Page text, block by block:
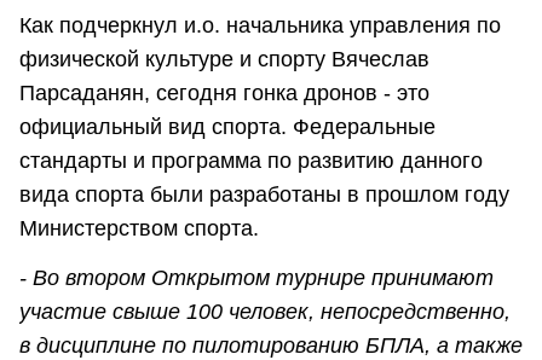
Как подчеркнул и.о. начальника управления по
физической культуре и спорту Вячеслав
Парсаданян, сегодня гонка дронов - это
официальный вид спорта. Федеральные
стандарты и программа по развитию данного
вида спорта были разработаны в прошлом году
Министерством спорта.
- Во втором Открытом турнире принимают
участие свыше 100 человек, непосредственно,
в дисциплине по пилотированию БПЛА, а также